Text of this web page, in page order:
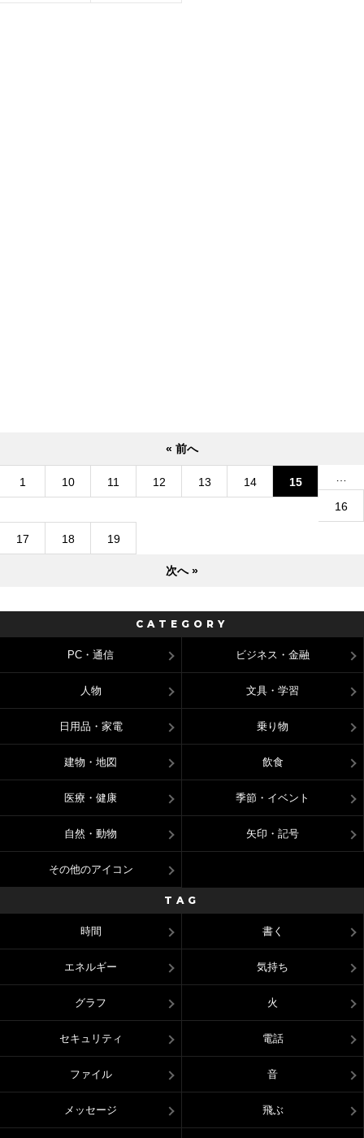
« 前へ
1 10 11 12 13 14
15
16
17 18 19
次へ »
CATEGORY
PC・通信 ビジネス・金融
人物 文具・学習
日用品・家電 乗り物
建物・地図 飲食
医療・健康 季節・イベント
自然・動物 矢印・記号
その他のアイコン
TAG
時間 書く
エネルギー 気持ち
グラフ 火
セキュリティ 電話
ファイル 音
メッセージ 飛ぶ